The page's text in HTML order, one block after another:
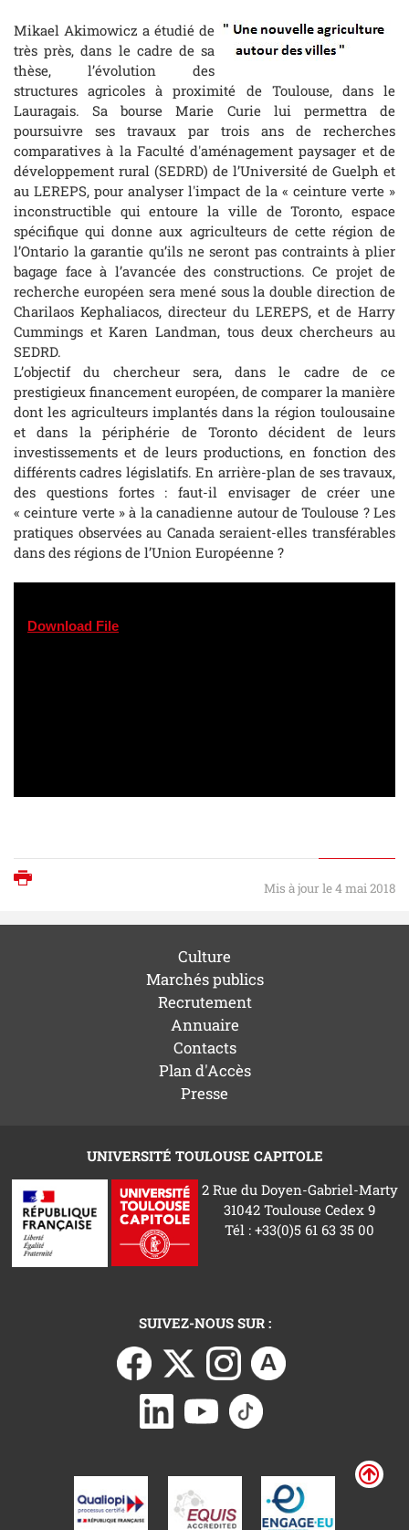
Mikael Akimowicz a étudié de
très près, dans le cadre de sa
thèse, l’évolution des
structures agricoles à proximité de Toulouse, dans le
Lauragais. Sa bourse Marie Curie lui permettra de
poursuivre ses travaux par trois ans de recherches
comparatives à la Faculté d'aménagement paysager et de
développement rural (SEDRD) de l’Université de Guelph et
au LEREPS, pour analyser l'impact de la « ceinture verte »
inconstructible qui entoure la ville de Toronto, espace
spécifique qui donne aux agriculteurs de cette région de
l’Ontario la garantie qu’ils ne seront pas contraints à plier
bagage face à l’avancée des constructions. Ce projet de
recherche européen sera mené sous la double direction de
Charilaos Kephaliacos, directeur du LEREPS, et de Harry
Cummings et Karen Landman, tous deux chercheurs au
SEDRD.
L’objectif du chercheur sera, dans le cadre de ce
prestigieux financement européen, de comparer la manière
dont les agriculteurs implantés dans la région toulousaine
et dans la périphérie de Toronto décident de leurs
investissements et de leurs productions, en fonction des
différents cadres législatifs. En arrière-plan de ses travaux,
des questions fortes : faut-il envisager de créer une
« ceinture verte » à la canadienne autour de Toulouse ? Les
pratiques observées au Canada seraient-elles transférables
dans des régions de l’Union Européenne ?
Download File
Mis à jour le 4 mai 2018
Culture
Marchés publics
Recrutement
Annuaire
Contacts
Plan d'Accès
Presse
UNIVERSITÉ TOULOUSE CAPITOLE
2 Rue du Doyen-Gabriel-Marty
31042 Toulouse Cedex 9
Tél : +33(0)5 61 63 35 00
SUIVEZ-NOUS SUR :